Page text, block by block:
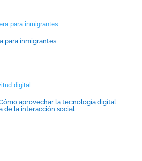
para inmigrantes
aprovechar la tecnología digital
de la interacción social